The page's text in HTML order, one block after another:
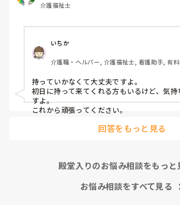
介護福祉士
いちか
介護職・ヘルパー, 介護福祉士, 看護助手, 有
持っていかなくて大丈夫ですよ。
初日に持って来てくれる方もいるけど、気
すよ。
これから頑張ってください。
回答をもっと見る
殿堂入りのお悩み相談をもっと
お悩み相談をすべて見る